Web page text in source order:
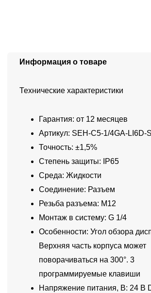
Информация о товаре
Технические характеристики
Гарантия: от 12 месяцев
Артикул: SEH-C5-1/4GA-LI6D-
Точность: ±1,5%
Степень защиты: IP65
Среда: Жидкости
Соединение: Разъем
Резьба разъема: M12
Монтаж в систему: G 1/4
Особенности: Угол обзора
Верхняя часть корпуса может
поворачиваться на 300°. 3
программируемые клавиши
Напряжение питания, В: 24 В